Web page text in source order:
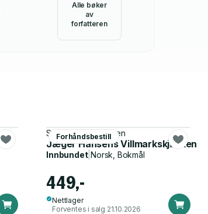
Alle bøker
av
forfatteren
Forhåndsbestill
Svein Jæger Hansen
Jæger Hansens Villmarkskjøkken
Innbundet|Norsk, Bokmål
449,-
Nettlager
Forventes i salg 21.10.2026